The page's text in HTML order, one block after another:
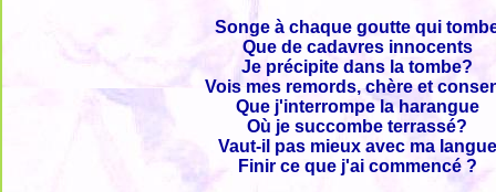
Songe à chaque goutte qui
Que de cadavres innocents
Je précipite dans la tombe?
Vois mes remords, chère et
Que j'interrompe la harangue
Où je succombe terrassé?
Vaut-il pas mieux avec ma langue
Finir ce que j'ai commencé ?